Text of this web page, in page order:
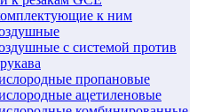
к ним
с системой против
пропановые
ацетиленовые